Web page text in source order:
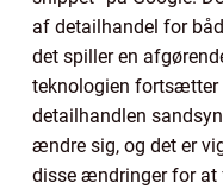
af detailhandel for
det spiller en
teknologien fortsætter
detailhandlen
ændre sig, og det er
disse ændringer for at